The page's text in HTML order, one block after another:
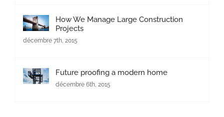
How We Manage Large Construction
Projects
décembre 7th, 2015
Future proofing a modern home
décembre 6th, 2015